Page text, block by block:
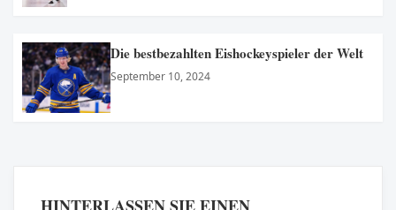
Die bestbezahlten Eishockeyspieler der Welt
September 10, 2024
HINTERLASSEN SIE EINEN